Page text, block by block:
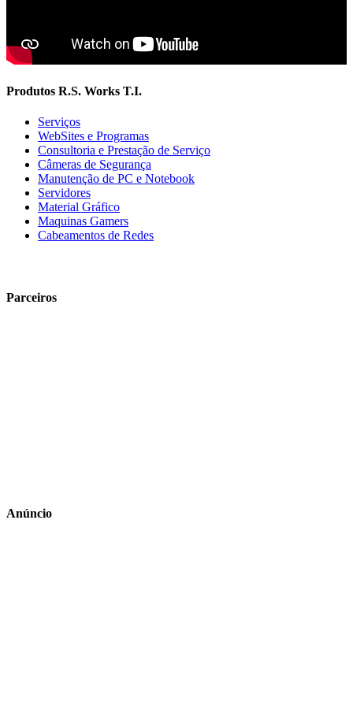
Produtos R.S. Works T.I.
Serviços
WebSites e Programas
Consultoria e Prestação de Serviço
Câmeras de Segurança
Manutenção de PC e Notebook
Servidores
Material Gráfico
Maquinas Gamers
Cabeamentos de Redes
Parceiros
Anúncio